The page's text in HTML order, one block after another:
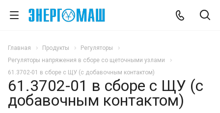
Главная Продукты
Регуляторы
Регуляторы напряжения в сборе со щеточными узлами
61.3702-01 в сборе с ЩУ (с добавочным контактом)
61.3702-01 в сборе с ЩУ (с
добавочным контактом)